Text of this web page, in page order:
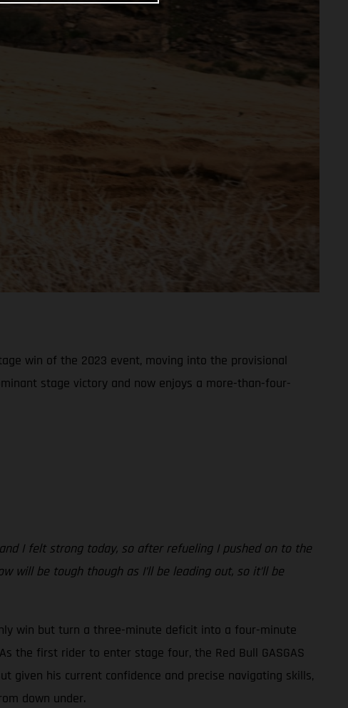
win of the 2023 event, moving into the provisional
stage victory and now enjoys a more-than-four-
I felt strong today, so after refueling I pushed on to the
will be tough though as I’ll be leading out, so it’ll be
win but turn a three-minute deficit into a four-minute
the first rider to enter stage four, the Red Bull GASGAS
his current confidence and precise navigating skills,
down under.